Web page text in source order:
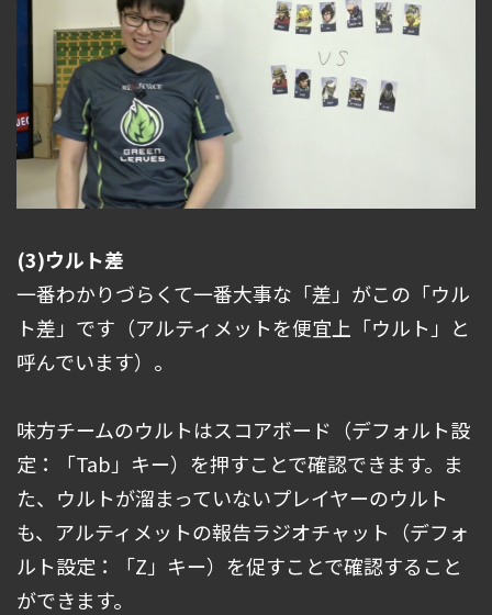
(3)ウルト差
一番わかりづらくて一番大事な「差」がこの「ウル
ト差」です（アルティメットを便宜上「ウルト」と
呼んでいます）。
味方チームのウルトはスコアボード（デフォルト設
定：「Tab」キー）を押すことで確認できます。ま
た、ウルトが溜まっていないプレイヤーのウルト
も、アルティメットの報告ラジオチャット（デフォ
ルト設定：「Z」キー）を促すことで確認すること
ができます。